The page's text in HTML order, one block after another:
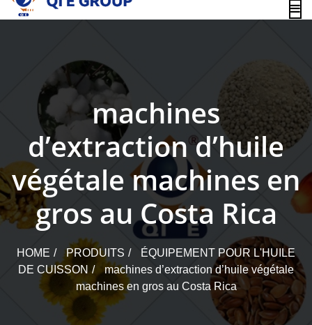
content
machines
d’extraction d’huile
végétale machines en
gros au Costa Rica
HOME PRODUITS
ÉQUIPEMENT POUR L'HUILE
DE CUISSON
machines d’extraction d’huile végétale
machines en gros au Costa Rica